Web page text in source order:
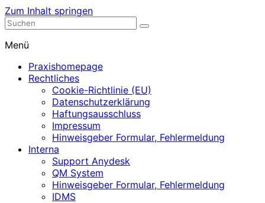
Zum Inhalt springen
Nephrologische Praxis mit Dialyse
Menü
Praxishomepage
Rechtliches
Cookie-Richtlinie (EU)
Datenschutzerklärung
Haftungsausschluss
Impressum
Hinweisgeber Formular, Fehlermeldung
Interna
Support Anydesk
QM System
Hinweisgeber Formular, Fehlermeldung
IDMS